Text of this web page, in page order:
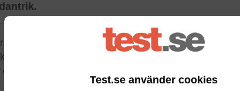
Test.se använder cookies
av hög kvalitet. Deras produkter och
ett fantastiskt hår. De har ett avancerat forskarteam som
nya ingredienser och lösningar.